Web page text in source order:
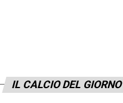
IL CALCIO DEL GIORNO